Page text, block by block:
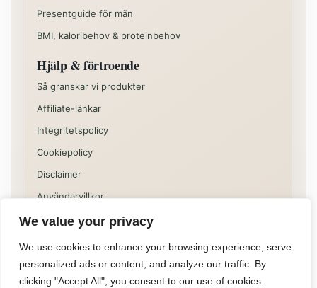
We value your privacy
We use cookies to enhance your browsing experience, serve
personalized ads or content, and analyze our traffic. By
clicking "Accept All", you consent to our use of cookies.
Presentguide för män
BMI, kaloribehov & proteinbehov
Hjälp & förtroende
Så granskar vi produkter
Affiliate-länkar
Integritetspolicy
Cookiepolicy
Disclaimer
Användarvillkor
Vissa delar av sajten kan innehålla kommersiella
rekommendationer eller affiliatelänkar. Innehållet på
Allformen är informativt och ska inte ses som individuell
medicinsk, juridisk eller finansiell rådgivning.